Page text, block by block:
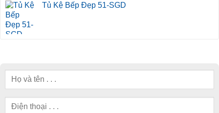
Tủ Kệ Bếp Đẹp 51-SGD